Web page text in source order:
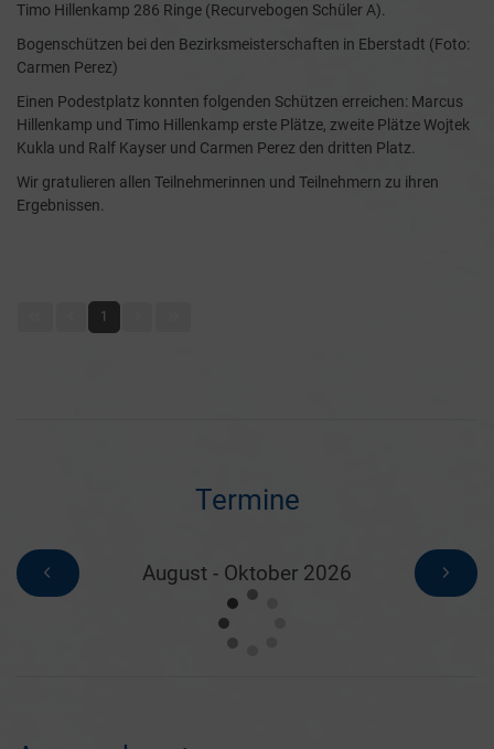
Timo Hillenkamp 286 Ringe (Recurvebogen Schüler A).
Bogenschützen bei den Bezirksmeisterschaften in Eberstadt (Foto:
Carmen Perez)
Einen Podestplatz konnten folgenden Schützen erreichen: Marcus
Hillenkamp und Timo Hillenkamp erste Plätze, zweite Plätze Wojtek
Kukla und Ralf Kayser und Carmen Perez den dritten Platz.
Wir gratulieren allen Teilnehmerinnen und Teilnehmern zu ihren
Ergebnissen.
1
Termine
August - Oktober 2026